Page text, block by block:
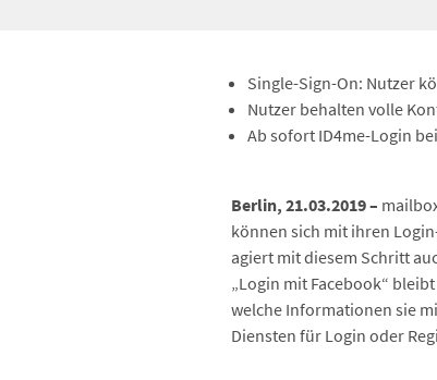
Single-Sign-On: Nutzer
Nutzer behalten volle
Ab sofort ID4me-Login
Berlin, 21.03.2019–
können sich mit ihren
agiert mit diesem Schritt
„Login mit Facebook“
welche Informationen sie
Diensten für Login oder